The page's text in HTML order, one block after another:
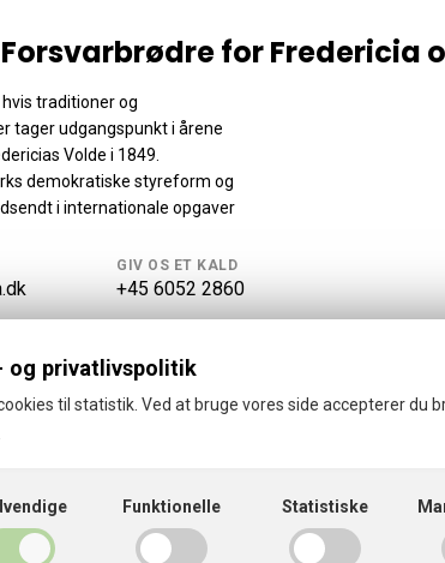
Forsvarbrødre for Fredericia
traditioner og
tager udgangspunkt i årene
Volde i 1849.
demokratiske styreform og
i internationale opgaver
GIV OS ET KALD
+45 6052 2860
for Fredericia og Omegn
og privatlivspolitik
til statistik. Ved at bruge vores side accepterer du
Funktionelle Statistiske